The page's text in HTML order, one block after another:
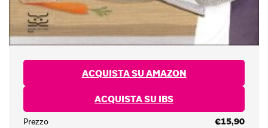
ACQUISTA SU AMAZON
ACQUISTA SU IBS
Prezzo
€15,90